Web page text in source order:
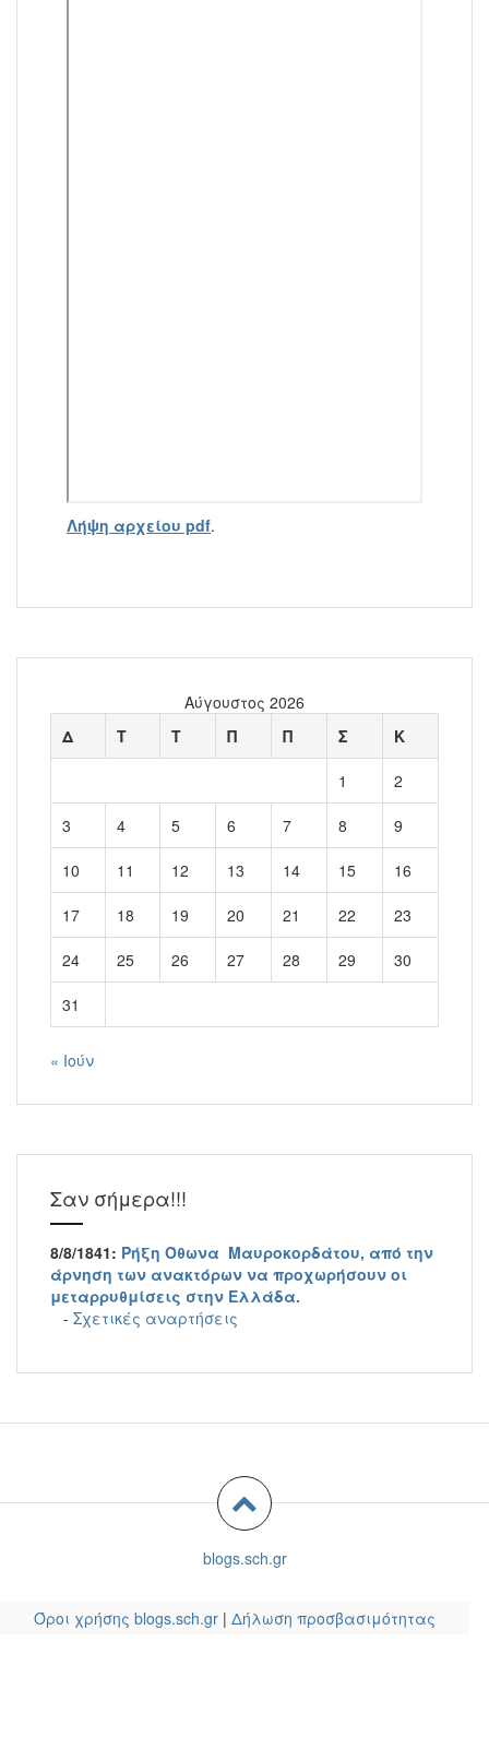
Λήψη αρχείου pdf.
Αύγουστος 2026
Δ
Τ Τ Π Π Σ Κ
1 2
3 4 5 6 7 8 9
10 11 12 13 14 15 16
17 18 19 20 21 22 23
24 25 26 27 28 29 30
31
« Ιούν
Σαν σήμερα!!!
8/8/1841: Ρήξη Όθωνα  Μαυροκορδάτου, από την
άρνηση των ανακτόρων να προχωρήσουν οι
μεταρρυθμίσεις στην Ελλάδα.
- Σχετικές αναρτήσεις
blogs.sch.gr
Όροι χρήσης blogs.sch.gr |Δήλωση προσβασιμότητας